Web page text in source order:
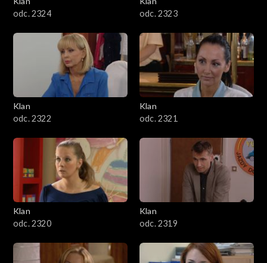
odc. 2324
odc. 2323
Klan
odc. 2322
Klan
odc. 2321
Klan
odc. 2320
Klan
odc. 2319